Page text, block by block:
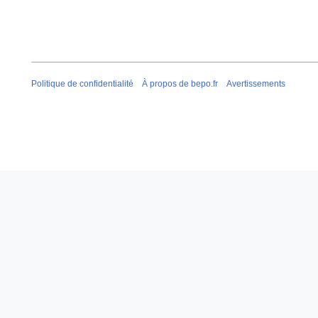
Politique de confidentialité À propos de bepo.fr Avertissements